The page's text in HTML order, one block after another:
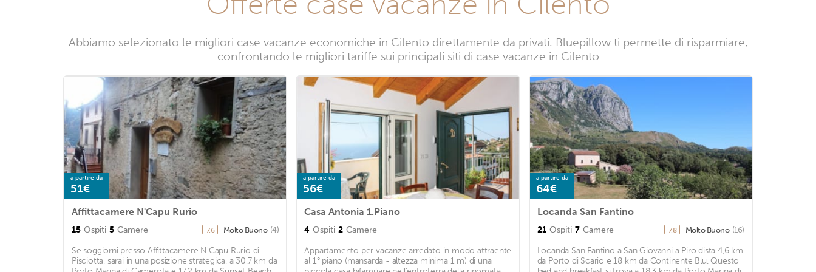
Abbiamo selezionato le migliori case vacanze economiche in Cilento direttamente da privati. Bluepillow ti permette di risparmiare,
confrontando le migliori tariffe sui principali siti di case vacanze in Cilento
a partire da
51€
Affittacamere N'Capu Rurio
15 Ospiti 5 Camere 7,6 Molto Buono (4)
Se soggiorni presso Affittacamere N'Capu Rurio di
Pisciotta, sarai in una posizione strategica, a 30,7 km da
a partire da
56€
Casa Antonia 1.Piano
4 Ospiti 2 Camere
Appartamento per vacanze arredato in modo attraente
al 1° piano (mansarda - altezza minima 1 m) di una
a partire da
64€
Locanda San Fantino
21 Ospiti 7 Camere 7,8 Molto Buono (16)
Locanda San Fantino a San Giovanni a Piro dista 4,6 km
da Porto di Scario e 18 km da Continente Blu. Questo